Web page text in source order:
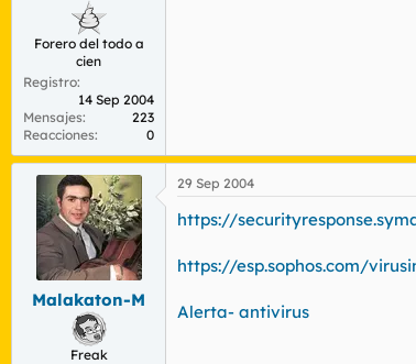
e
a
i
Forero del todo a
cien
Registro
14 Sep 2004
Mensajes
223
Reacciones
0
Malakaton-M
Freak
29 Sep 2004
https://
https://esp.sophos.com/
Alerta- antivirus